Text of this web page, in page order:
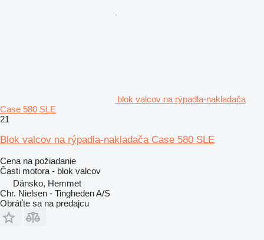
blok valcov na rýpadla-nakladača
Case 580 SLE
21
Blok valcov na rýpadla-nakladača Case 580 SLE
Cena na požiadanie
Časti motora - blok valcov
Dánsko, Hemmet
Chr. Nielsen - Tingheden A/S
Obráťte sa na predajcu